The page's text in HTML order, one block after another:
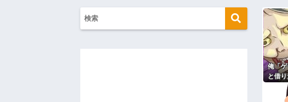
息子に『葵』と名付けたら、初対面では必ず女の子だと思われ
でも避けられなかった勘違いとは…
俺「ゲーム機どこ？」親「ちょっと借りたよ」→どうぶつの森
間、村が大変なことになっていて…
【画像】俺たちの姫、佳子さまのお気に入りのドレスがこち
【速報】ルフィの幹部、懲役20年に決定する←コレは妥当か
シャウエッセン公式、またこういうのでいい丼をポスト
【画像】令和最新版の宇垣美里さん←こう言うのでいいんだよ
俺「
と借
いた